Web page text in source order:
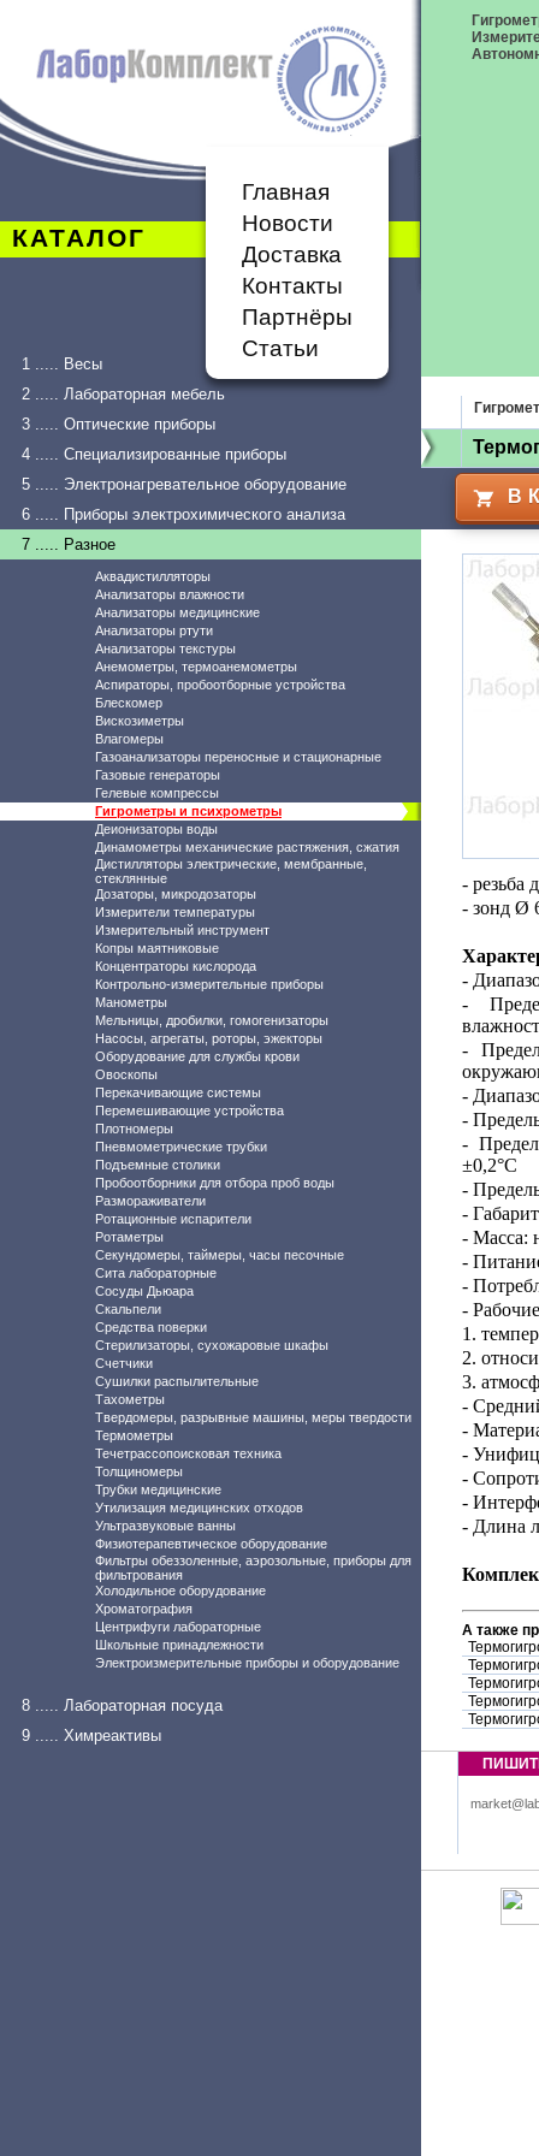
КАТАЛОГ
Главная
Новости
Доставка
Контакты
Партнёры
Статьи
1 ..... Весы
2 ..... Лабораторная мебель
3 ..... Оптические приборы
4 ..... Специализированные приборы
5 ..... Электронагревательное оборудование
6 ..... Приборы электрохимического анализа
7 ..... Разное
Аквадистилляторы
Анализаторы влажности
Анализаторы медицинские
Анализаторы ртути
Анализаторы текстуры
Анемометры, термоанемометры
Аспираторы, пробоотборные устройства
Блескомер
Вискозиметры
Влагомеры
Газоанализаторы переносные и стационарные
Газовые генераторы
Гелевые компрессы
Гигрометры и психрометры
Деионизаторы воды
Динамометры механические растяжения, сжатия
Дистилляторы электрические, мембранные,
стеклянные
Дозаторы, микродозаторы
Измерители температуры
Измерительный инструмент
Копры маятниковые
Концентраторы кислорода
Контрольно-измерительные приборы
Манометры
Мельницы, дробилки, гомогенизаторы
Насосы, агрегаты, роторы, эжекторы
Оборудование для службы крови
Овоскопы
Перекачивающие системы
Перемешивающие устройства
Плотномеры
Пневмометрические трубки
Подъемные столики
Пробоотборники для отбора проб воды
Размораживатели
Ротационные испарители
Ротаметры
Секундомеры, таймеры, часы песочные
Сита лабораторные
Сосуды Дьюара
Скальпели
Средства поверки
Стерилизаторы, сухожаровые шкафы
Счетчики
Сушилки распылительные
Тахометры
Твердомеры, разрывные машины, меры твердости
Термометры
Течетрассопоисковая техника
Толщиномеры
Трубки медицинские
Утилизация медицинских отходов
Ультразвуковые ванны
Физиотерапевтическое оборудование
Фильтры обеззоленные, аэрозольные, приборы для
фильтрования
Холодильное оборудование
Хроматография
Центрифуги лабораторные
Школьные принадлежности
Электроизмерительные приборы и оборудование
8 ..... Лабораторная посуда
9 ..... Химреактивы
В
- резьба
- зонд Ø
-
-
-
-
-
-
±0,2°С
-
-
- Масса:
-
-
-
1.
2.
3.
-
-
-
-
-
- Длина
А также